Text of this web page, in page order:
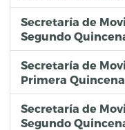
Secretaría de
Segundo
Secretaría de
Primera
Secretaría de
Segundo